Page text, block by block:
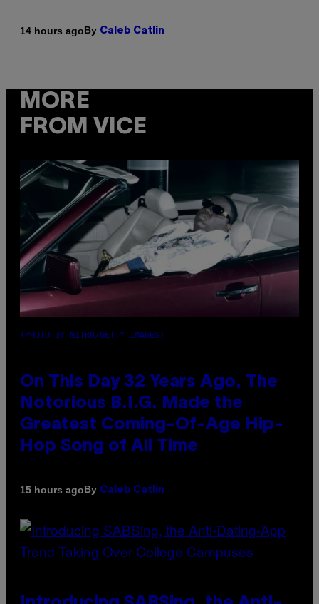
14 hours agoBy Caleb Catlin
MORE
FROM VICE
(PHOTO BY NITRO/GETTY IMAGES)
On This Day 32 Years Ago, The
Notorious B.I.G. Made the
Greatest Coming-Of-Age Hip-
Hop Song of All Time
15 hours agoBy Caleb Catlin